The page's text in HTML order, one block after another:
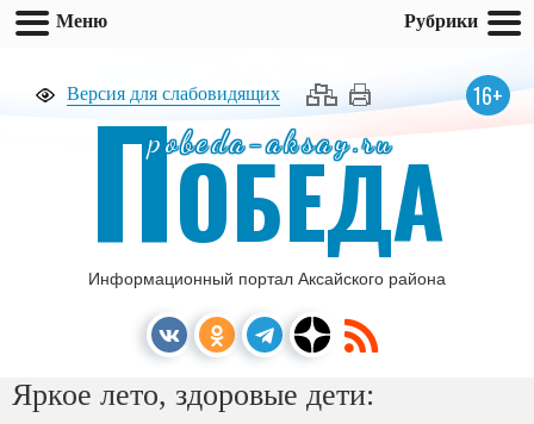
Версия для слабовидящих 16+
pobeda-aksay.ru
ПОБЕДА
Информационный портал Аксайского района
Яркое лето, здоровые дети:
Меню Рубрики